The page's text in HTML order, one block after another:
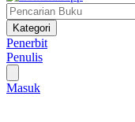
Kategori
Penerbit
Penulis
Masuk